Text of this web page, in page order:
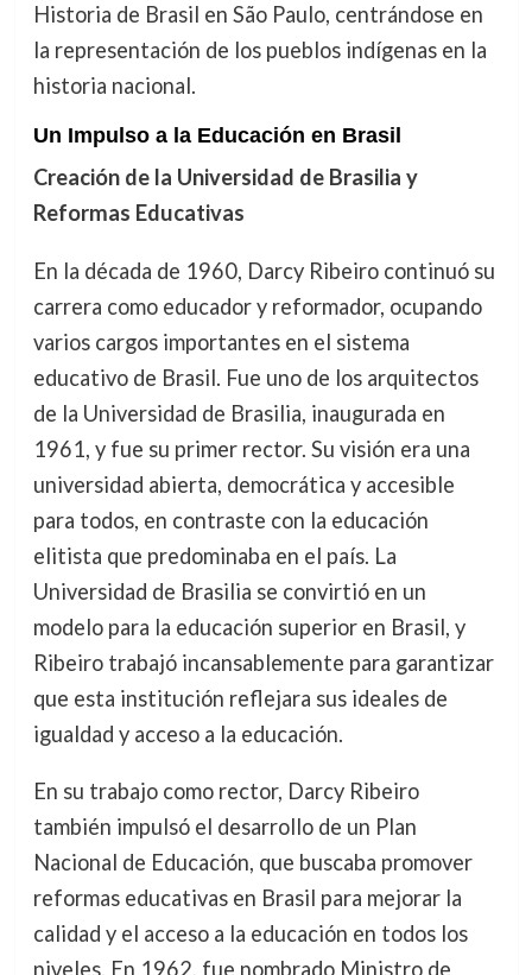
Historia de Brasil en São Paulo, centrándose en
la representación de los pueblos indígenas en la
historia nacional.
Un Impulso a la Educación en Brasil
Creación de la Universidad de Brasilia y
Reformas Educativas
En la década de 1960, Darcy Ribeiro continuó su
carrera como educador y reformador, ocupando
varios cargos importantes en el sistema
educativo de Brasil. Fue uno de los arquitectos
de la Universidad de Brasilia, inaugurada en
1961, y fue su primer rector. Su visión era una
universidad abierta, democrática y accesible
para todos, en contraste con la educación
elitista que predominaba en el país. La
Universidad de Brasilia se convirtió en un
modelo para la educación superior en Brasil, y
Ribeiro trabajó incansablemente para garantizar
que esta institución reflejara sus ideales de
igualdad y acceso a la educación.
En su trabajo como rector, Darcy Ribeiro
también impulsó el desarrollo de un Plan
Nacional de Educación, que buscaba promover
reformas educativas en Brasil para mejorar la
calidad y el acceso a la educación en todos los
niveles. En 1962, fue nombrado Ministro de